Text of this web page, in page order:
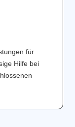
für
Hilfe bei